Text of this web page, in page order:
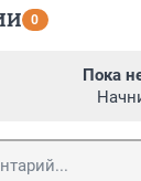
0
Пока